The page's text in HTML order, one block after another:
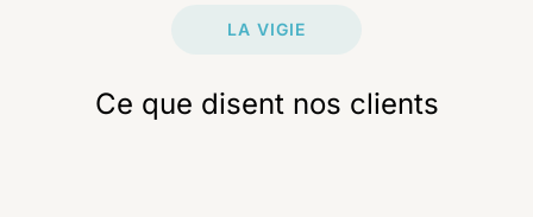
LA VIGIE
Ce que disent nos clients